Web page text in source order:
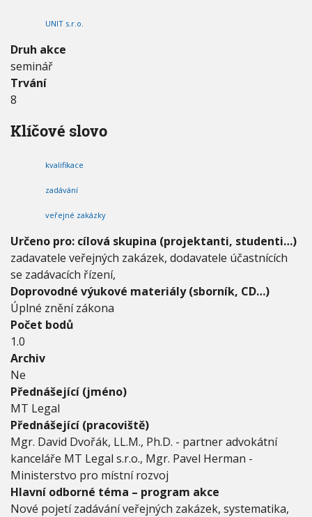
E
á
á
n
í
e
ř
a
k
á
z
e
k
2
0
1
6
UNIT s.r.o.
Druh akce
seminář
Trvání
8
Klíčové slovo
kvalifikace
zadávání
veřejné zakázky
Určeno pro: cílová skupina (projektanti, studenti…)
zadavatele veřejných zakázek, dodavatele účastnících
se zadávacích řízení,
Doprovodné výukové materiály (sborník, CD…)
Úplné znění zákona
Počet bodů
1.0
Archiv
Ne
Přednášející (jméno)
MT Legal
Přednášející (pracoviště)
Mgr. David Dvořák, LL.M., Ph.D. - partner advokátní
kanceláře MT Legal s.r.o., Mgr. Pavel Herman -
Ministerstvo pro místní rozvoj
Hlavní odborné téma – program akce
Nové pojetí zadávání veřejných zakázek, systematika,